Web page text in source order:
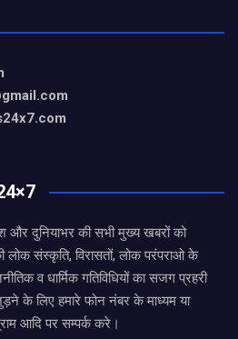
और दुनियाभर की सभी मुख्य खबरों को
लोक संस्कृति, विरासतों, लोक परंपराओ के
व धार्मिक गतिविधियों का सजग प्रहरी
के लिए हमारे फोन नंबर के माध्यम या
आदि पर सम्पर्क करे।